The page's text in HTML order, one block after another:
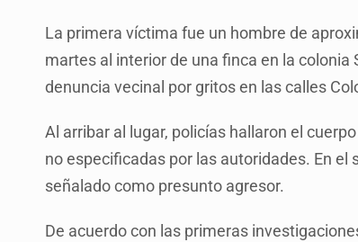
La primera víctima fue un hombre de
martes al interior de una finca en la colonia
denuncia vecinal por gritos en las calles
Al arribar al lugar, policías hallaron el
no especificadas por las autoridades. En
señalado como presunto agresor.
De acuerdo con las primeras